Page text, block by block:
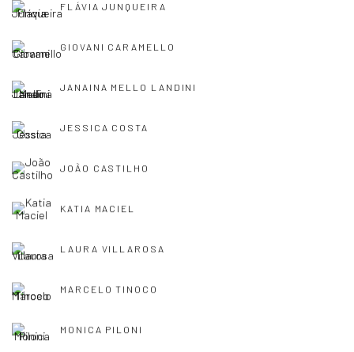
FLÁVIA JUNQUEIRA
GIOVANI CARAMELLO
JANAINA MELLO LANDINI
JESSICA COSTA
JOÃO CASTILHO
KATIA MACIEL
LAURA VILLAROSA
MARCELO TINOCO
MONICA PILONI